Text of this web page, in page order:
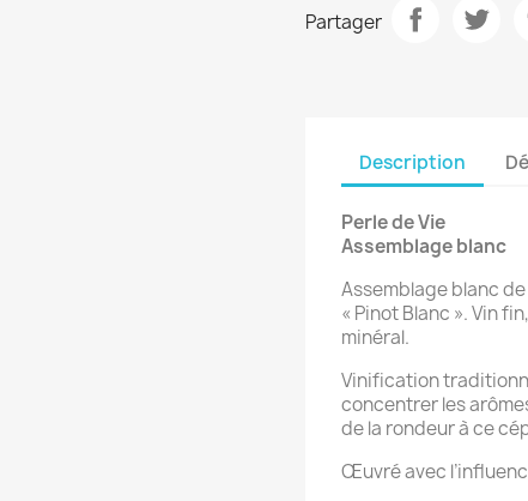
Partager
Description
Perle de Vie
Assemblage blanc
Assemblage blanc
« Pinot Blanc ». Vin
minéral.
Vinification
concentrer les
de la rondeur à ce
Œuvré avec